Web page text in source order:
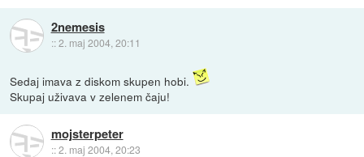
2nemesis
::2. maj 2004, 20:11
Sedaj imava z diskom skupen hobi.
Skupaj uživava v zelenem čaju!
mojsterpeter
::2. maj 2004, 20:23